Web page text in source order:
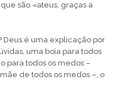
são «ateus, graças a
Deus é uma explicação por
uma boia para todos
para todos os medos –
de todos os medos –, o